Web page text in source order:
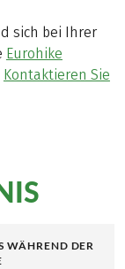
sich bei Ihrer
Eurohike
Kontaktieren Sie
WÄHREND DER